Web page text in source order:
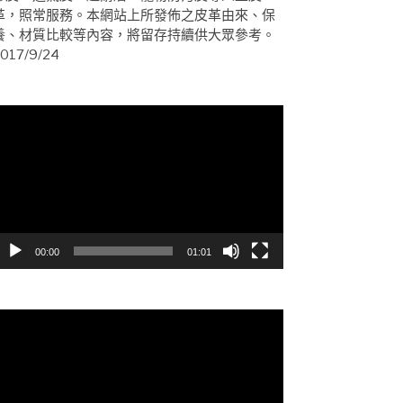
，照常服務。本網站上所發佈之皮革由來、保
、材質比較等內容，將留存持續供大眾參考。
9/24
00:00 01:01